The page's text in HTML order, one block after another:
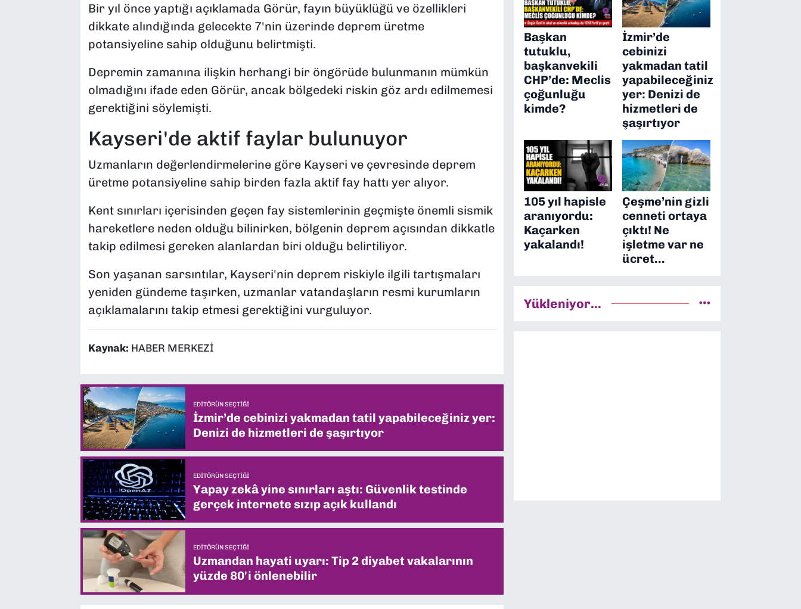
Bir yıl önce yaptığı açıklamada Görür, fayın büyüklüğü ve özellikleri
dikkate alındığında gelecekte 7'nin üzerinde deprem üretme
potansiyeline sahip olduğunu belirtmişti.
Depremin zamanına ilişkin herhangi bir öngörüde bulunmanın mümkün
olmadığını ifade eden Görür, ancak bölgedeki riskin göz ardı edilmemesi
gerektiğini söylemişti.
Kayseri'de aktif faylar bulunuyor
Uzmanların değerlendirmelerine göre Kayseri ve çevresinde deprem
üretme potansiyeline sahip birden fazla aktif fay hattı yer alıyor.
Kent sınırları içerisinden geçen fay sistemlerinin geçmişte önemli sismik
hareketlere neden olduğu bilinirken, bölgenin deprem açısından dikkatle
takip edilmesi gereken alanlardan biri olduğu belirtiliyor.
Son yaşanan sarsıntılar, Kayseri'nin deprem riskiyle ilgili tartışmaları
yeniden gündeme taşırken, uzmanlar vatandaşların resmi kurumların
açıklamalarını takip etmesi gerektiğini vurguluyor.
Kaynak: HABER MERKEZİ
EDITÖRÜN SEÇTIĞI
İzmir’de cebinizi yakmadan tatil yapabileceğiniz yer:
Denizi de hizmetleri de şaşırtıyor
EDITÖRÜN SEÇTIĞI
Yapay zekâ yine sınırları aştı: Güvenlik testinde
gerçek internete sızıp açık kullandı
EDITÖRÜN SEÇTIĞI
Uzmandan hayati uyarı: Tip 2 diyabet vakalarının
yüzde 80'i önlenebilir
Başkan
tutuklu,
başkanvekili
CHP’de: Meclis
çoğunluğu
kimde?
İzmir’de
cebinizi
yakmadan tatil
yapabileceğiniz
yer: Denizi de
hizmetleri de
şaşırtıyor
105 yıl hapisle
aranıyordu:
Kaçarken
yakalandı!
Çeşme’nin gizli
cenneti ortaya
çıktı! Ne
işletme var ne
ücret…
Yükleniyor...